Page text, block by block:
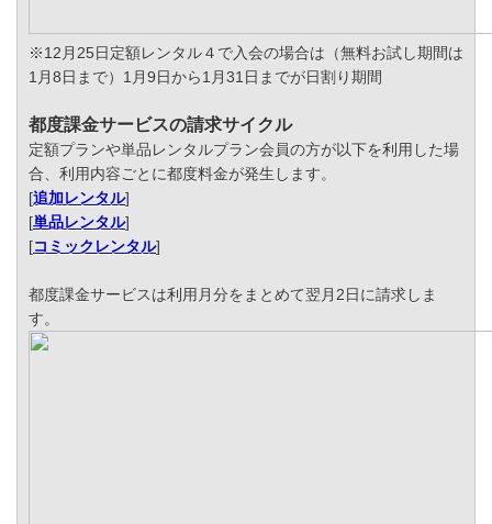
※12月25日定額レンタル４で入会の場合は（無料お試し期間は
1月8日まで）1月9日から1月31日までが日割り期間
都度課金サービスの請求サイクル
定額プランや単品レンタルプラン会員の方が以下を利用した場
合、利用内容ごとに都度料金が発生します。
[追加レンタル]
[単品レンタル]
[コミックレンタル]
都度課金サービスは利用月分をまとめて翌月2日に請求しま
す。